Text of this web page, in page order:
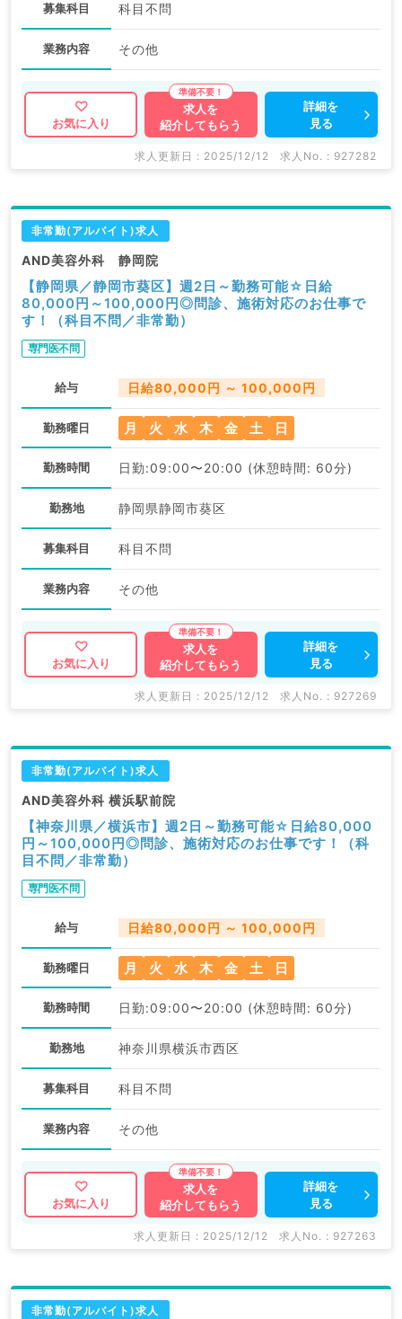
募集科目 科目不問
業務内容 その他
お気に入り
求人を
紹介してもらう
詳細を
見る
求人更新日 : 2025/12/12 求人No. : 927282
非常勤(アルバイト)求人
AND美容外科 静岡院
【静岡県／静岡市葵区】週2日～勤務可能☆日給
80,000円～100,000円◎問診、施術対応のお仕事で
す！（科目不問／非常勤）
専門医不問
給与 日給80,000円 ～ 100,000円
勤務曜日 月 火 水 木 金 土 日
勤務時間 日勤:09:00〜20:00 (休憩時間: 60分)
勤務地 静岡県静岡市葵区
募集科目 科目不問
業務内容 その他
お気に入り
求人を
紹介してもらう
詳細を
見る
求人更新日 : 2025/12/12 求人No. : 927269
非常勤(アルバイト)求人
AND美容外科 横浜駅前院
【神奈川県／横浜市】週2日～勤務可能☆日給80,000
円～100,000円◎問診、施術対応のお仕事です！（科
目不問／非常勤）
専門医不問
給与 日給80,000円 ～ 100,000円
勤務曜日 月 火 水 木 金 土 日
勤務時間 日勤:09:00〜20:00 (休憩時間: 60分)
勤務地 神奈川県横浜市西区
募集科目 科目不問
業務内容 その他
お気に入り
求人を
紹介してもらう
詳細を
見る
求人更新日 : 2025/12/12 求人No. : 927263
非常勤(アルバイト)求人